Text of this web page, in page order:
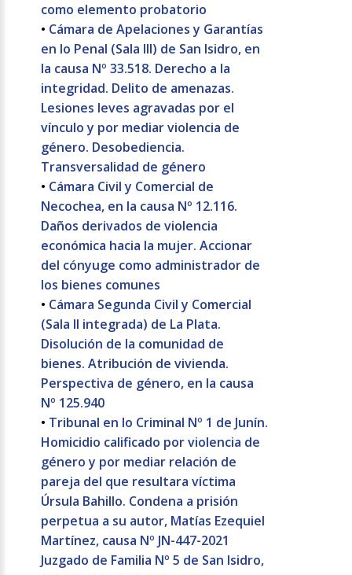
como elemento probatorio
• Cámara de Apelaciones y Garantías
en lo Penal (Sala III) de San Isidro, en
la causa Nº 33.518. Derecho a la
integridad. Delito de amenazas.
Lesiones leves agravadas por el
vínculo y por mediar violencia de
género. Desobediencia.
Transversalidad de género
• Cámara Civil y Comercial de
Necochea, en la causa Nº 12.116.
Daños derivados de violencia
económica hacia la mujer. Accionar
del cónyuge como administrador de
los bienes comunes
• Cámara Segunda Civil y Comercial
(Sala II integrada) de La Plata.
Disolución de la comunidad de
bienes. Atribución de vivienda.
Perspectiva de género, en la causa
Nº 125.940
• Tribunal en lo Criminal Nº 1 de Junín.
Homicidio calificado por violencia de
género y por mediar relación de
pareja del que resultara víctima
Úrsula Bahillo. Condena a prisión
perpetua a su autor, Matías Ezequiel
Martínez, causa Nº JN-447-2021
Juzgado de Familia Nº 5 de San Isidro,